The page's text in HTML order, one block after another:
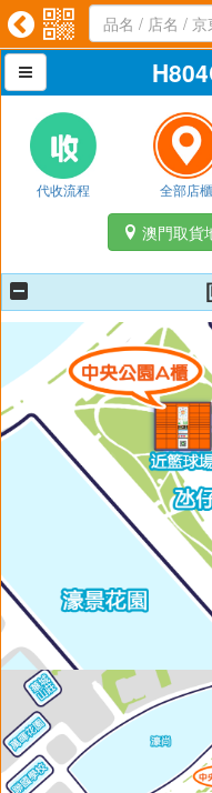
 

代收流程 全部店櫃
 澳門取貨